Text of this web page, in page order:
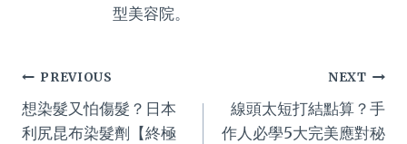
型美容院。
Post
navigation
PREVIOUS
想染髮又怕傷髮？日本
利尻昆布染髮劑【終極
NEXT
線頭太短打結點算？手
作人必學5大完美應對秘